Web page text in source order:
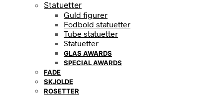
Statuetter
Guld figurer
Fodbold statuetter
Tube statuetter
Statuetter
GLAS AWARDS
SPECIAL AWARDS
FADE
SKJOLDE
ROSETTER